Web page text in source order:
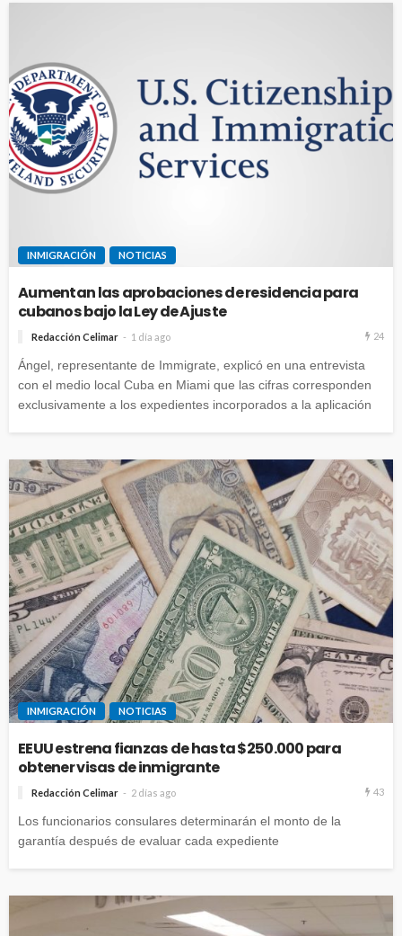
INMIGRACIÓN NOTICIAS
Aumentan las aprobaciones de residencia para
cubanos bajo la Ley de Ajuste
Redacción Celimar 1 día ago 24
Ángel, representante de Immigrate, explicó en una entrevista
con el medio local Cuba en Miami que las cifras corresponden
exclusivamente a los expedientes incorporados a la aplicación
INMIGRACIÓN NOTICIAS
EEUU estrena fianzas de hasta $250.000 para
obtener visas de inmigrante
Redacción Celimar 2 días ago 43
Los funcionarios consulares determinarán el monto de la
garantía después de evaluar cada expediente